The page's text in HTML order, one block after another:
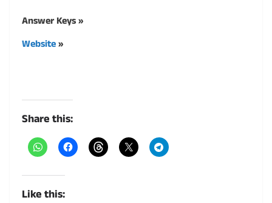
Answer Keys»
Website»
Share this:
Like this: